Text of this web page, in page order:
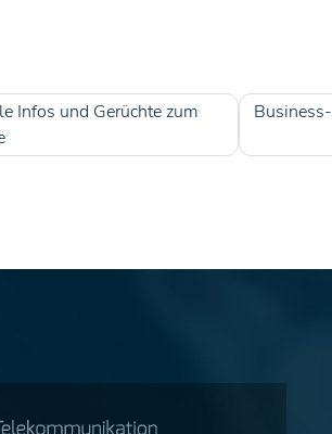
Infos und Gerüchte zum